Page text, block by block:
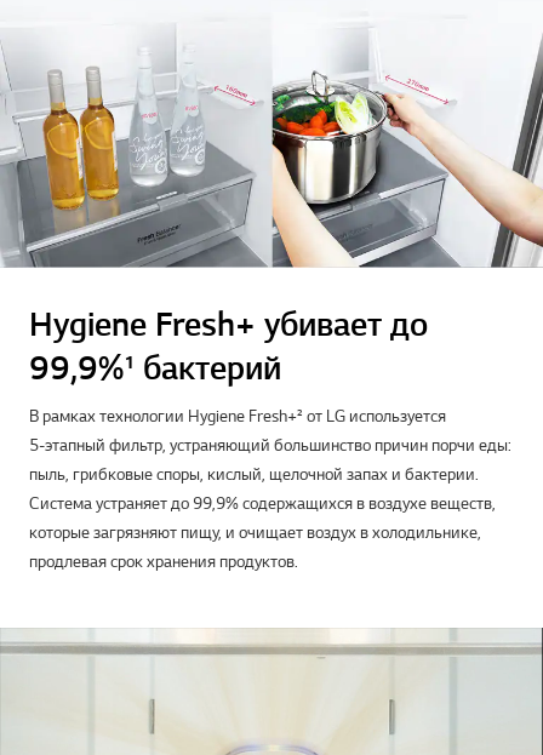
Hygiene Fresh+ убивает до
99,9%¹ бактерий
В рамках технологии Hygiene Fresh+² от LG используется
5-этапный фильтр, устраняющий большинство причин порчи еды:
пыль, грибковые споры, кислый, щелочной запах и бактерии.
Система устраняет до 99,9% содержащихся в воздухе веществ,
которые загрязняют пищу, и очищает воздух в холодильнике,
продлевая срок хранения продуктов.